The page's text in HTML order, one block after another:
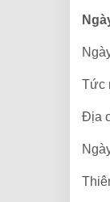
Tức
Địa